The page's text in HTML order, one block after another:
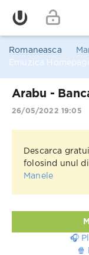
Romaneasca
Emuzica
Arabu -
26/05/2022 19:05
Descarca
folosind unul
Manele
🎧
🍿